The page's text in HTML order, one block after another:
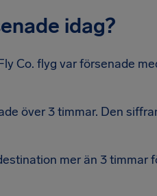
idag?
Co. flyg var försenade
över 3 timmar. Den
mer än 3 timmar